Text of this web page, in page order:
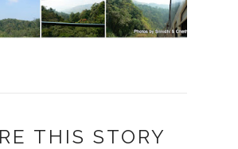
THIS STORY